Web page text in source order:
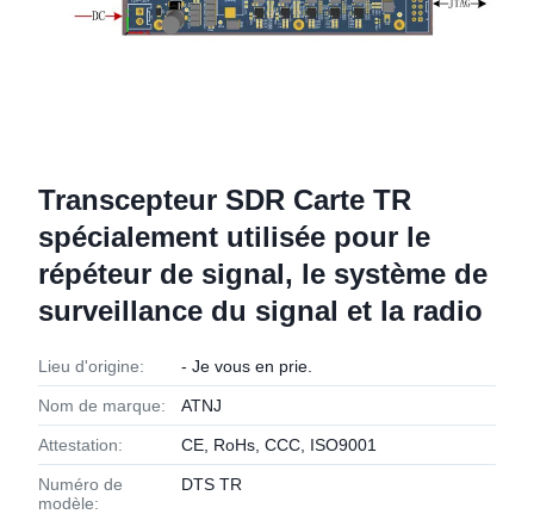
Transcepteur SDR Carte TR
spécialement utilisée pour le
répéteur de signal, le système de
surveillance du signal et la radio
Lieu d'origine: - Je vous en prie.
Nom de marque: ATNJ
Attestation: CE, RoHs, CCC, ISO9001
Numéro de
modèle:
DTS TR